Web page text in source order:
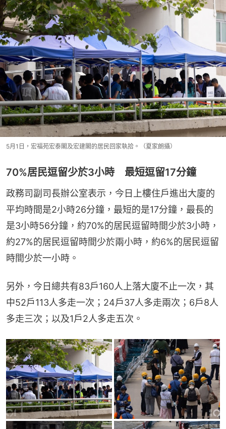
5月1日，宏福苑宏泰閣及宏建閣的居民回家執拾。（夏家朗攝）
70%居民逗留少於3小時 最短逗留17分鐘
政務司副司長辦公室表示，今日上樓住戶進出大廈的
平均時間是2小時26分鐘，最短的是17分鐘，最長的
是3小時56分鐘，約70%的居民逗留時間少於3小時，
約27%的居民逗留時間少於兩小時，約6%的居民逗留
時間少於一小時。
另外，今日總共有83戶160人上落大廈不止一次，其
中52戶113人多走一次；24戶37人多走兩次；6戶8人
多走三次；以及1戶2人多走五次。